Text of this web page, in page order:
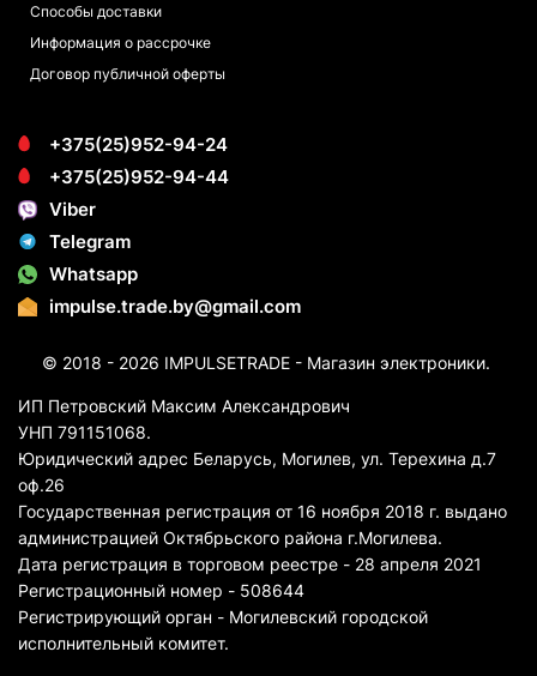
Способы доставки
Информация о рассрочке
Договор публичной оферты
+375(25)952-94-24
+375(25)952-94-44
Viber
Telegram
Whatsapp
impulse.trade.by@gmail.com
© 2018 - 2026 IMPULSETRADE - Магазин электроники.
ИП Петровский Максим Александрович
УНП 791151068.
Юридический адрес Беларусь, Могилев, ул. Терехина д.7
оф.26
Государственная регистрация от 16 ноября 2018 г. выдано
администрацией Октябрьского района г.Могилева.
Дата регистрация в торговом реестре - 28 апреля 2021
Регистрационный номер - 508644
Регистрирующий орган - Могилевский городской
исполнительный комитет.